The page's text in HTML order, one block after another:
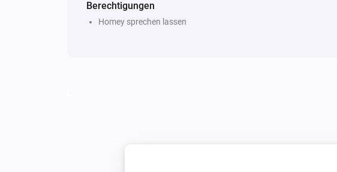
Berechtigungen
Homey sprechen lassen